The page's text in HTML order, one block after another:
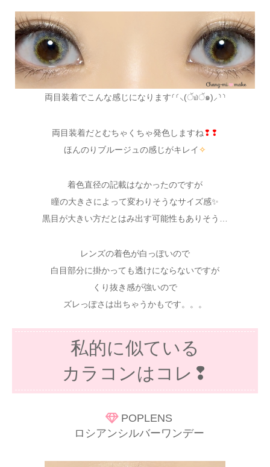
両目装着でこんな感じになります⸂⸂⸜(ੱ௰ੱ๑)⸝⸃⸃
両目装着だとむちゃくちゃ発色しますね❢❢
ほんのりブルージュの感じがキレイ✧
着色直径の記載はなかったのですが
瞳の大きさによって変わりそうなサイズ感✨
黒目が大きい方だとはみ出す可能性もありそう…
レンズの着色が白っぽいので
白目部分に掛かっても透けにならないですが
くり抜き感が強いので
ズレっぽさは出ちゃうかもです。。。
私的に似ている
カラコンはコレ❢
POPLENS
ロシアンシルバーワンデー